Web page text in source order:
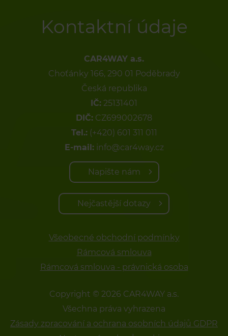
Kontaktní údaje
CAR4WAY a.s.
Choťánky 166, 290 01 Poděbrady
Česká republika
IČ: 25131401
DIČ: CZ699002678
Tel.: (+420) 601 311 011
E-mail: info@car4way.cz
Napište nám
Nejčastější dotazy
Všeobecné obchodní podmínky
Rámcová smlouva
Rámcová smlouva - právnická osoba
Copyright © 2026 CAR4WAY a.s.
Všechna práva vyhrazena
Zásady zpracování a ochrana osobních údajů GDPR